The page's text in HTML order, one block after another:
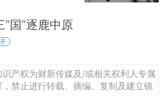
国”逐鹿中原
产权为财新传媒及/或相关权利人专属
禁止进行转载、摘编、复制及建立镜